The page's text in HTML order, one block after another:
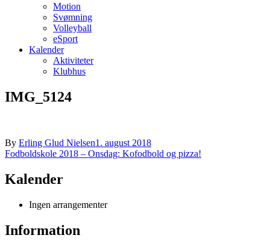
Motion
Svømning
Volleyball
eSport
Kalender
Aktiviteter
Klubhus
IMG_5124
By Erling Glud Nielsen1. august 2018
Indlægsnavigation
Fodboldskole 2018 – Onsdag: Kofodbold og pizza!
Kalender
Ingen arrangementer
Information